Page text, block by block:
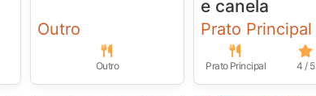
Outro
Outro
e canela
Prato Principal
Prato Principal 4 / 5